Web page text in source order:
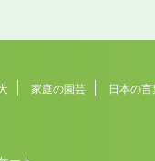
家庭の園芸 日本の言